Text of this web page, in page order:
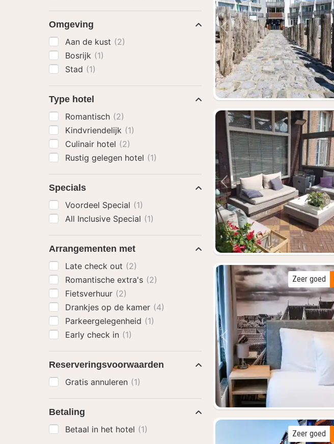
Vorige foto
Vorige foto
Vorige foto
Zeer goed
Zeer goed
Omgeving
Aan de kust (2)
Bosrijk (1)
Stad (1)
Type hotel
Romantisch (2)
Kindvriendelijk (1)
Culinair hotel (2)
Rustig gelegen hotel (1)
Specials
Voordeel Special (1)
All Inclusive Special (1)
Arrangementen met
Late check out (2)
Romantische extra's (2)
Fietsverhuur (2)
Drankjes op de kamer (4)
Parkeergelegenheid (1)
Early check in (1)
Reserveringsvoorwaarden
Gratis annuleren (1)
Betaling
Betaal in het hotel (1)